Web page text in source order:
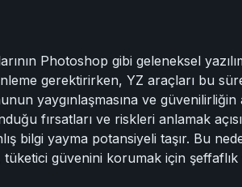
Photoshop gibi geleneksel
gerektirirken, YZ araçları bu
yaygınlaşmasına ve
fırsatları ve riskleri anlamak
bilgi yayma potansiyeli taşır. Bu
güvenini korumak için